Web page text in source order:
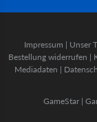
Impressum | Unser
Bestellung widerrufen |
Mediadaten |
GameStar|